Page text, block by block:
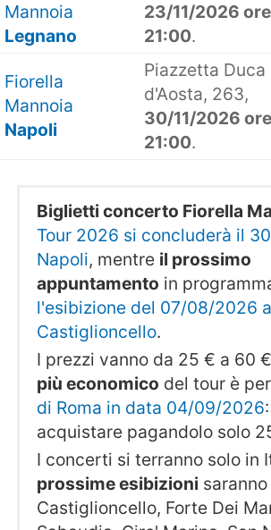
Mannoia
Legnano
23/11/2026 ore
21:00.
Fiorella
Mannoia
Napoli
Piazzetta Duca
d'Aosta, 263,
30/11/2026 ore
21:00.
Biglietti concerto Fiorella
Tour 2026 si concluderà il
Napoli, mentre il prossimo
appuntamento in
l'esibizione del 07/08/2026 a
Castiglioncello.
I prezzi vanno da 25 € a 60
più economico del tour è per
di Roma in data 04/09/2026
acquistare pagandolo solo
I concerti si terranno solo in
prossime esibizioni saranno
Castiglioncello, Forte Dei